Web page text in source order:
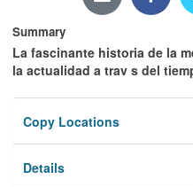
Summary
La fascinante historia de la
la actualidad a trav s del
Copy Locations
Details